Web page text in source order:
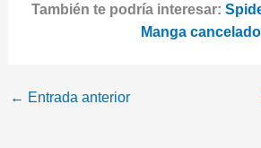
También te podría interesar:
Manga cancelado
← Entrada anterior